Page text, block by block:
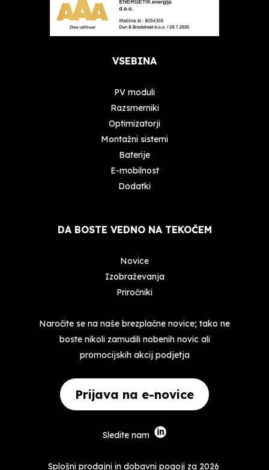
VSEBINA
PV moduli
Razsmerniki
Optimizatorji
Montažni sistemi
Baterije
E-mobilnost
Dodatki
DA BOSTE VEDNO NA TEKOČEM
Novice
Izobraževanja
Priročniki
Naročite se na naše brezplačne novice; tako ne
boste nikoli zamudili nobenih novic ali
promocijskih akcij podjetja
Prijava na e-novice
Sledite nam
Splošni prodajni in dobavni pogoji za 2026